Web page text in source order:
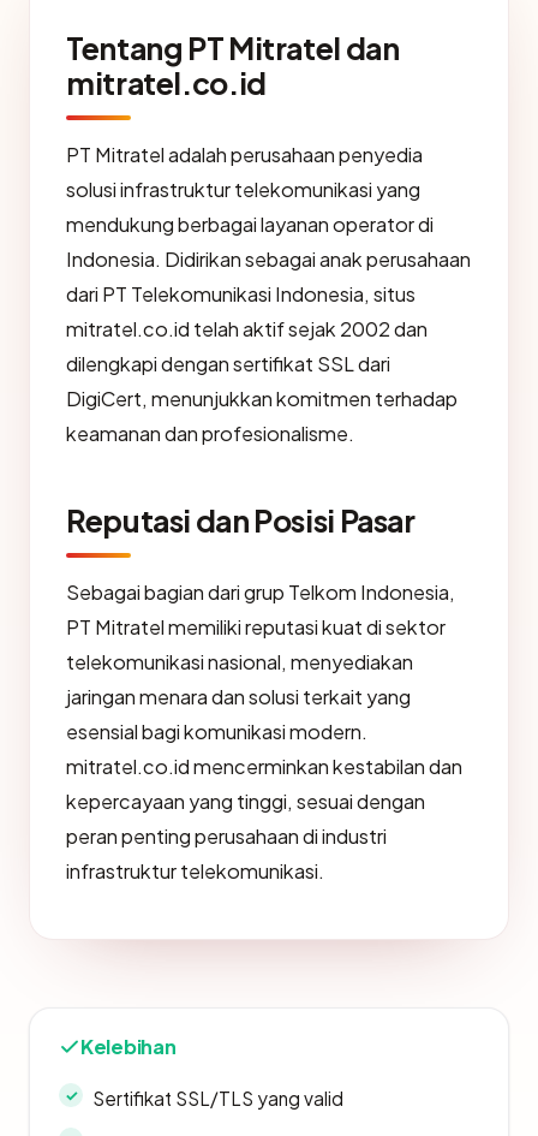
Tentang PT Mitratel dan
mitratel.co.id
PT Mitratel adalah perusahaan penyedia
solusi infrastruktur telekomunikasi yang
mendukung berbagai layanan operator di
Indonesia. Didirikan sebagai anak perusahaan
dari PT Telekomunikasi Indonesia, situs
mitratel.co.id telah aktif sejak 2002 dan
dilengkapi dengan sertifikat SSL dari
DigiCert, menunjukkan komitmen terhadap
keamanan dan profesionalisme.
Reputasi dan Posisi Pasar
Sebagai bagian dari grup Telkom Indonesia,
PT Mitratel memiliki reputasi kuat di sektor
telekomunikasi nasional, menyediakan
jaringan menara dan solusi terkait yang
esensial bagi komunikasi modern.
mitratel.co.id mencerminkan kestabilan dan
kepercayaan yang tinggi, sesuai dengan
peran penting perusahaan di industri
infrastruktur telekomunikasi.
Kelebihan
Sertifikat SSL/TLS yang valid